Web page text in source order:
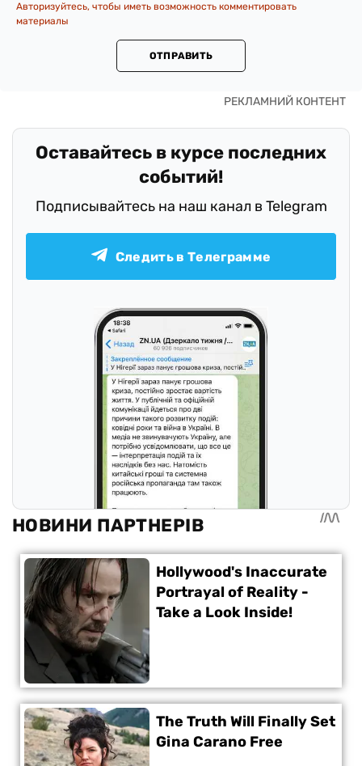
Авторизуйтесь, чтобы иметь возможность комментировать
материалы
ОТПРАВИТЬ
Оставайтесь в курсе последних
событий!
Подписывайтесь на наш канал в Telegram
Следить в Телеграмме